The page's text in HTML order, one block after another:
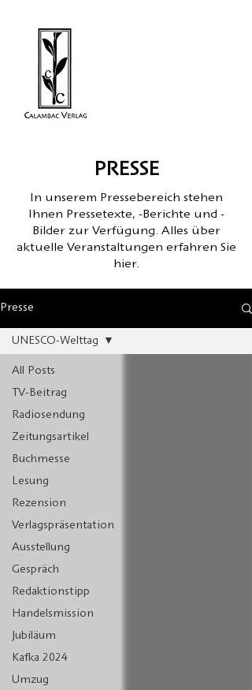
PRESSE
In unserem Pressebereich stehen
Ihnen Pressetexte, -Berichte und -
Bilder zur Verfügung. Alles über
aktuelle Veranstaltungen erfahren Sie
hier.
Presse
All Posts
TV-Beitrag
Radiosendung
Zeitungsartikel
Buchmesse
Lesung
Rezension
Verlagspräsentation
Ausstellung
Gespräch
Redaktionstipp
Handelsmission
Jubiläum
Kafka 2024
Umzug
UNESCO-Welttag